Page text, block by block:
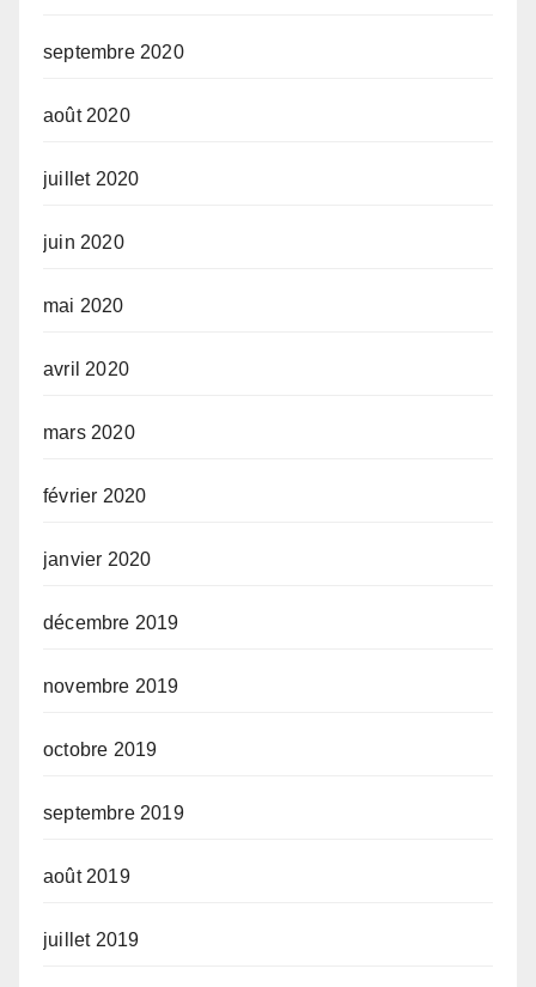
septembre 2020
août 2020
juillet 2020
juin 2020
mai 2020
avril 2020
mars 2020
février 2020
janvier 2020
décembre 2019
novembre 2019
octobre 2019
septembre 2019
août 2019
juillet 2019